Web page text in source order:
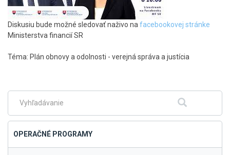
Diskusiu bude možné sledovať naživo nafacebookovej stránke
Ministerstva financií SR
Téma: Plán obnovy a odolnosti - verejná správa a justícia
hlavné
menu
Fulltextové
Hľadať
OPERAČNÉ PROGRAMY